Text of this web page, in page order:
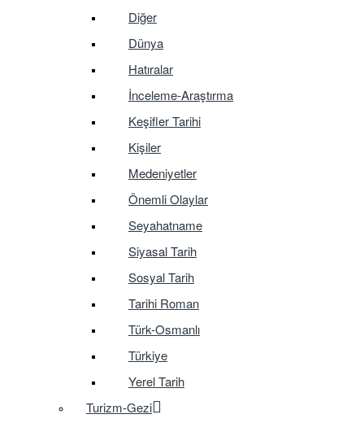
Diğer
Dünya
Hatıralar
İnceleme-Araştırma
Keşifler Tarihi
Kişiler
Medeniyetler
Önemli Olaylar
Seyahatname
Siyasal Tarih
Sosyal Tarih
Tarihi Roman
Türk-Osmanlı
Türkiye
Yerel Tarih
Turizm-Gezi